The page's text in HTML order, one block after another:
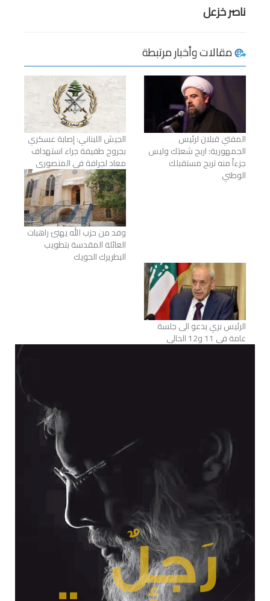
ناصر خزعل
مقالات وأخبار مرتبطة
المفتي قبلان لرئيس
الجمهورية: اربح شعبَك وليس
جزءاً منه تربح مستقبلك
الوطني
الجيش اللبناني: إصابة عسكري
بجروح طفيفة جراء استهداف
معاد لجرافة في المنصوري
وفد من حزب الله يهنئ راهبات
العائلة المقدسة بتطويب
البطريرك الحويك
الرئيس بري يدعو الى جلسة
عامة في 11 و12 الحالي